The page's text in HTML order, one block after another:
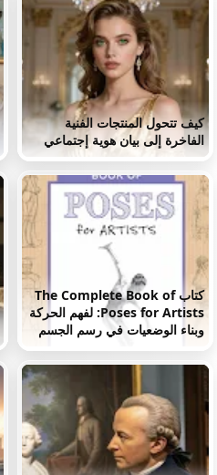
كيف تتحول المنتجات الفنية
الفاخرة إلى بيان هوية إجتماعي
كتاب The Complete Book of
Poses for Artists: لفهم الحركة
وبناء الوضعيات في رسم الجسم